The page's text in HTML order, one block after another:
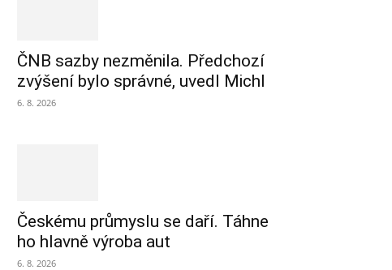
ČNB sazby nezměnila. Předchozí
zvýšení bylo správné, uvedl Michl
6. 8. 2026
Českému průmyslu se daří. Táhne
ho hlavně výroba aut
6. 8. 2026